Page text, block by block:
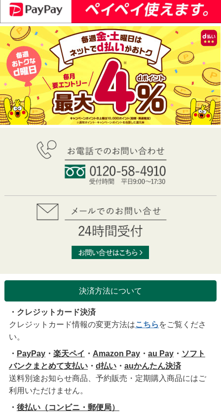
決済方法について
・クレジットカード決済
クレジットカード情報の変更方法はこちら をご覧くださ
い。
・ PayPay・ 楽天ペイ ・ Amazon Pay・ au Pay・ ソフト
バンクまとめて支払い・ d払い・ auかんたん決済
送料別途お知らせ商品、予約販売・定期購入商品にはご
利用いただけません。
・ 後払い（コンビニ・郵便局）